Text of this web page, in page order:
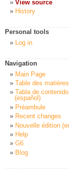
View source
History
Personal tools
Log in
Navigation
Main Page
Table des matières
Tabla de contenido
(español)
Préambule
Recent changes
Nouvelle édition
Help
G6
Blog